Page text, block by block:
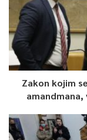
Zakon kojim
amandmana,